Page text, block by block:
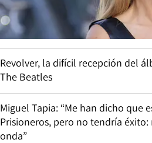
Revolver, la difícil recepción del
The Beatles
Miguel Tapia: “Me han dicho que
Prisioneros, pero no tendría
onda”